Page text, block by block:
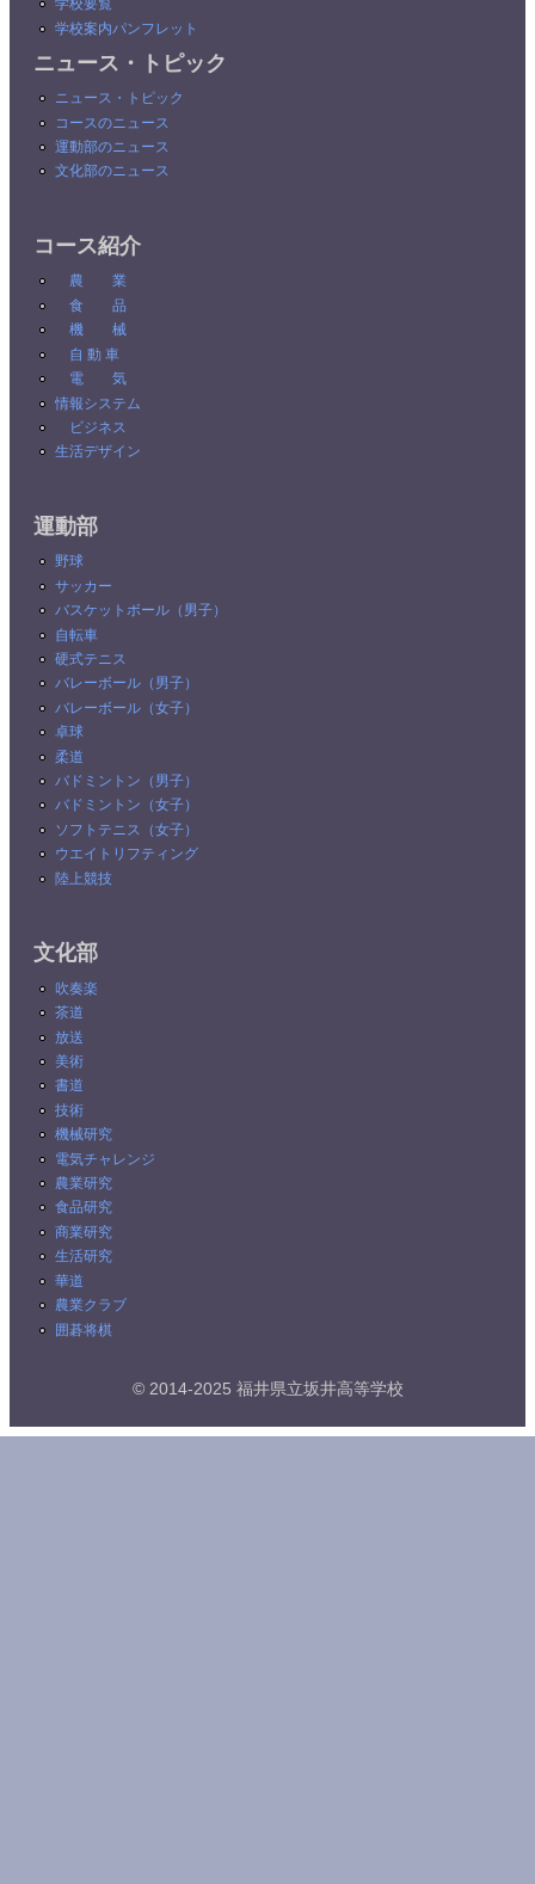
学校要覧
学校案内パンフレット
ニュース・トピック
ニュース・トピック
コースのニュース
運動部のニュース
文化部のニュース
コース紹介
農 業
食 品
機 械
自 動 車
電 気
情報システム
ビジネス
生活デザイン
運動部
野球
サッカー
バスケットボール（男子）
自転車
硬式テニス
バレーボール（男子）
バレーボール（女子）
卓球
柔道
バドミントン（男子）
バドミントン（女子）
ソフトテニス（女子）
ウエイトリフティング
陸上競技
文化部
吹奏楽
茶道
放送
美術
書道
技術
機械研究
電気チャレンジ
農業研究
食品研究
商業研究
生活研究
華道
農業クラブ
囲碁将棋
© 2014-2025 福井県立坂井高等学校